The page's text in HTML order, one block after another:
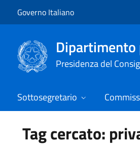
Governo Italiano
Presidenza del
Sottosegretario
Tag cercato: